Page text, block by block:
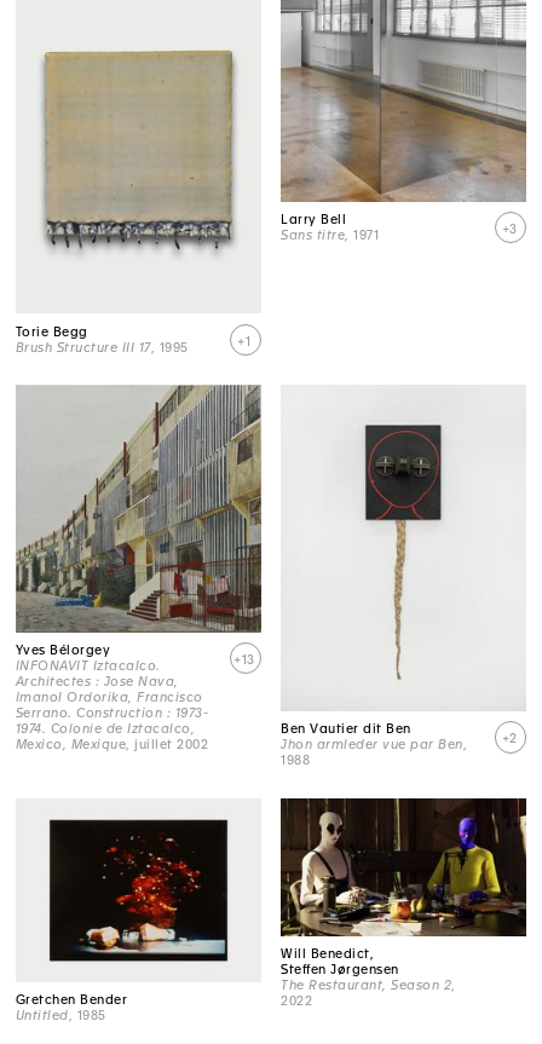
Torie Begg
Brush Structure III 17, 1995 +1
Larry Bell
Sans titre , 1971 +3
Yves Bélorgey
INFONAVIT Iztacalco.
Architectes : Jose Nava,
Imanol Ordorika, Francisco
Serrano. Construction : 1973-
1974. Colonie de Iztacalco,
Mexico, Mexique , juillet 2002
+13
Ben Vautier dit Ben
Jhon armleder vue par Ben,
1988
+2
Gretchen Bender
Untitled , 1985
Will Benedict,
Steffen Jørgensen
The Restaurant, Season 2
2022